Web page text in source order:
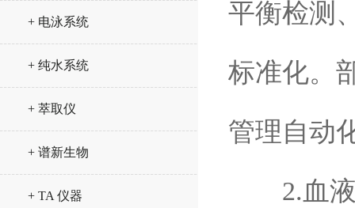
+ 电泳系统
+ 纯水系统
+ 萃取仪
+ 谱新生物
+ TA 仪器
平衡检测
标准化。
管理自动
2.血液